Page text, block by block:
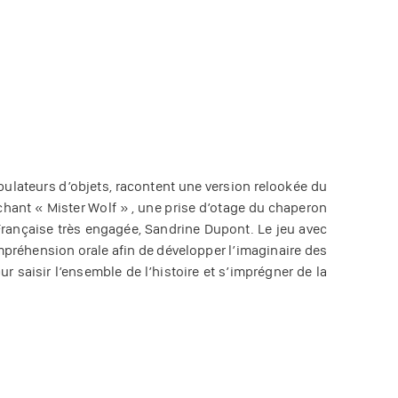
d’objets, racontent une version relookée du
« Mister Wolf » , une prise d’otage du chaperon
très engagée, Sandrine Dupont. Le jeu avec
orale afin de développer l’imaginaire des
saisir l’ensemble de l’histoire et s’imprégner de la